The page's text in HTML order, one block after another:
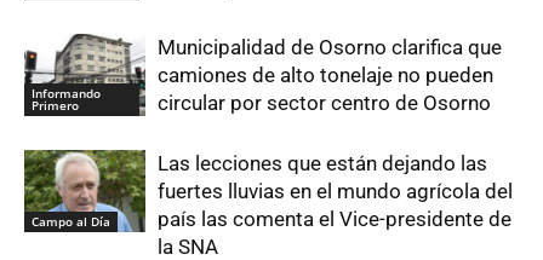
Informando
Primero
Municipalidad de Osorno clarifica que
camiones de alto tonelaje no pueden
circular por sector centro de Osorno
Campo al Día
Las lecciones que están dejando las
fuertes lluvias en el mundo agrícola del
país las comenta el Vice-presidente de
la SNA